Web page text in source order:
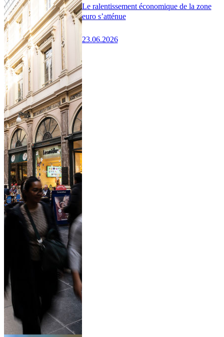
Le ralentissement économique de la zone
euro s’atténue
23.06.2026